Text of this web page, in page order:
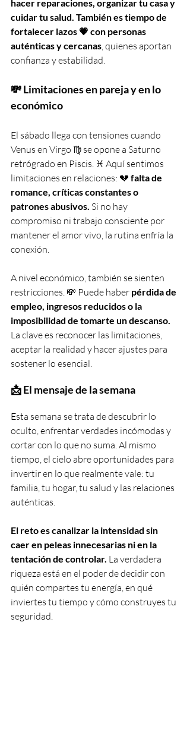
hacer reparaciones, organizar tu casa y
cuidar tu salud. También es tiempo de
fortalecer lazos 💗 con personas
auténticas y cercanas, quienes aportan
confianza y estabilidad.
💸 Limitaciones en pareja y en lo
económico
El sábado llega con tensiones cuando
Venus en Virgo ♍️ se opone a Saturno
retrógrado en Piscis. ♓️ Aquí sentimos
limitaciones en relaciones: 💔 falta de
romance, críticas constantes o
patrones abusivos. Si no hay
compromiso ni trabajo consciente por
mantener el amor vivo, la rutina enfría la
conexión.
A nivel económico, también se sienten
restricciones. 💸 Puede haber pérdida de
empleo, ingresos reducidos o la
imposibilidad de tomarte un descanso.
La clave es reconocer las limitaciones,
aceptar la realidad y hacer ajustes para
sostener lo esencial.
📩 El mensaje de la semana
Esta semana se trata de descubrir lo
oculto, enfrentar verdades incómodas y
cortar con lo que no suma. Al mismo
tiempo, el cielo abre oportunidades para
invertir en lo que realmente vale: tu
familia, tu hogar, tu salud y las relaciones
auténticas.
El reto es canalizar la intensidad sin
caer en peleas innecesarias ni en la
tentación de controlar. La verdadera
riqueza está en el poder de decidir con
quién compartes tu energía, en qué
inviertes tu tiempo y cómo construyes tu
seguridad.